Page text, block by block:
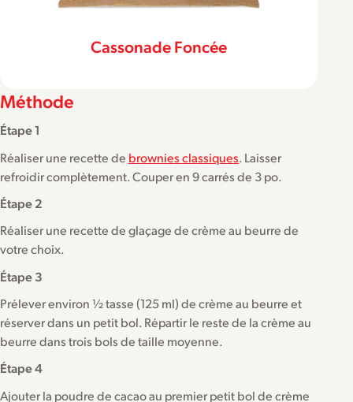
Cassonade Foncée
Méthode
Étape 1
Réaliser une recette de brownies classiques. Laisser
refroidir complètement. Couper en 9 carrés de 3 po.
Étape 2
Réaliser une recette de glaçage de crème au beurre de
votre choix.
Étape 3
Prélever environ ½ tasse (125 ml) de crème au beurre et
réserver dans un petit bol. Répartir le reste de la crème au
beurre dans trois bols de taille moyenne.
Étape 4
Ajouter la poudre de cacao au premier petit bol de crème